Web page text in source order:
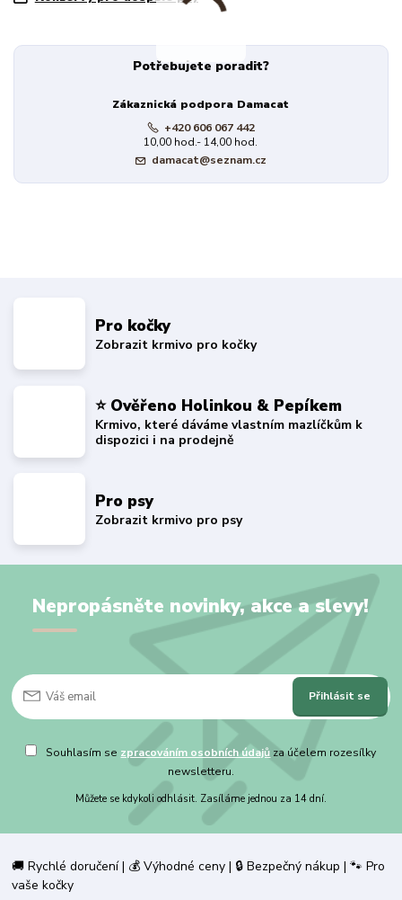
Potřebujete poradit?
Zákaznická podpora Damacat
+420 606 067 442
10,00 hod.- 14,00 hod.
damacat@seznam.cz
Pro kočky
Zobrazit krmivo pro kočky
⭐ Ověřeno Holinkou & Pepíkem
Krmivo, které dáváme vlastním mazlíčkům k
dispozici i na prodejně
Pro psy
Zobrazit krmivo pro psy
Nepropásněte novinky, akce a slevy!
Přihlásit se
Souhlasím se zpracováním osobních údajů za účelem rozesílky
newsletteru.
Můžete se kdykoli odhlásit. Zasíláme jednou za 14 dní.
🚚 Rychlé doručení | 💰 Výhodné ceny | 🔒 Bezpečný nákup | 🐾 Pro
vaše kočky